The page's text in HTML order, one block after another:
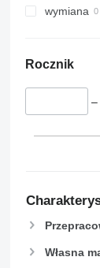
wymiana
Rocznik
–
Własna